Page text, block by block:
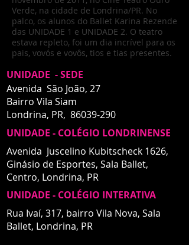
Verde, na cidade de Londrina/PR. No
palco, os alunos do Ballet Karina Rezende
das UNIDADE 1 e UNIDADE 2. O teatro
estava repleto, foi um dia incrível para os
pais, vovós e vovôs, tios e tias presentes.
Avenida São João, 27
Bairro Vila Siam
Londrina, PR, 86039-290
UNIDADE - SEDE
UNIDADE - INTERATIVA
UNIDADE - COLÉGIO LONDRINENSE
Avenida Juscelino Kubitscheck 1626,
Ginásio de Esportes, Sala Ballet,
Centro, Londrina, PR
UNIDADE - COLÉGIO INTERATIVA
Rua Ivaí, 317, bairro Vila Nova, Sala
Ballet, Londrina, PR